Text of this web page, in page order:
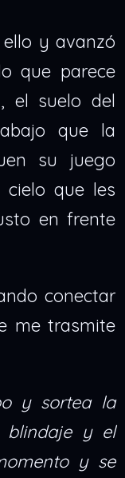
y avanzó
que parece
el suelo del
que la
su juego
que les
en frente
conectar
me trasmite
y sortea la
blindaje y el
y se